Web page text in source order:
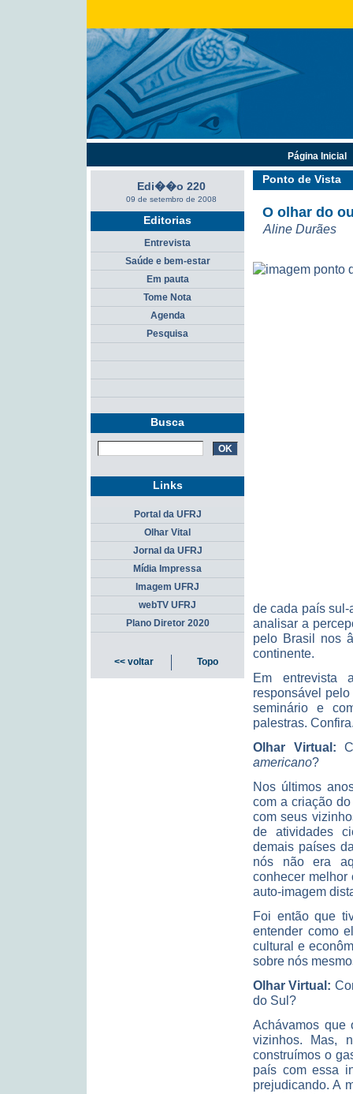
Ponto de Vista
O olhar do
Aline Durães
de cada país
analisar a
pelo Brasil nos
continente.
Em
responsável
seminário e
palestras.
Olhar Virtual:
americano?
Nos últimos
com a criação
com seus
de atividades
demais países
nós não era
conhecer melhor
auto-imagem
Foi então que
entender como
cultural e
sobre nós
Olhar Virtual:
do Sul?
Achávamos que
vizinhos. Mas,
construímos o
país com essa
prejudicando. A
Edi��o 220
09 de setembro de 2008
Editorias
Entrevista
Saúde e bem-estar
Em pauta
Tome Nota
Agenda
Pesquisa
Busca
Página Inicial
Links
Portal da UFRJ
Olhar Vital
Jornal da UFRJ
Mídia Impressa
Imagem UFRJ
webTV UFRJ
Plano Diretor 2020
<< voltar Topo